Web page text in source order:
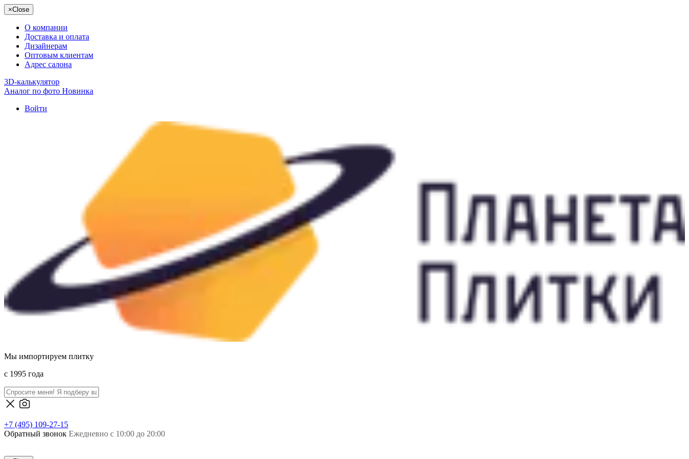
×Close
О компании
Доставка и оплата
Дизайнерам
Оптовым клиентам
Адрес салона
3D-калькулятор
Аналог по фото Новинка
Войти
Мы импортируем плитку
c 1995 года
+7 (495) 109-27-15
Обратный звонок Ежедневно с 10:00 до 20:00